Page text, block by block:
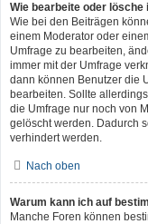
Wie bearbeite oder lösche
Wie bei den Beiträgen
einem Moderator oder
Umfrage zu bearbeiten,
immer mit der Umfrage
dann können Benutzer die
bearbeiten. Sollte
die Umfrage nur noch von
gelöscht werden. Dadurch
verhindert werden.
Nach oben
Warum kann ich auf
Manche Foren können